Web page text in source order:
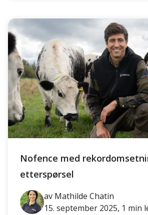
Nofence med
etterspørsel
av Mathilde Chatin
15. september 2025, 1 min